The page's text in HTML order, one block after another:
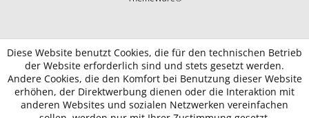
Diese Website benutzt Cookies, die für den technischen Betrieb
der Website erforderlich sind und stets gesetzt werden.
Andere Cookies, die den Komfort bei Benutzung dieser Website
erhöhen, der Direktwerbung dienen oder die Interaktion mit
anderen Websites und sozialen Netzwerken vereinfachen